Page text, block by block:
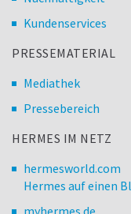
Kundenservices
PRESSEMATERIAL
Mediathek
Pressebereich
HERMES IM NETZ
hermesworld.com
Hermes auf einen
myhermes.de